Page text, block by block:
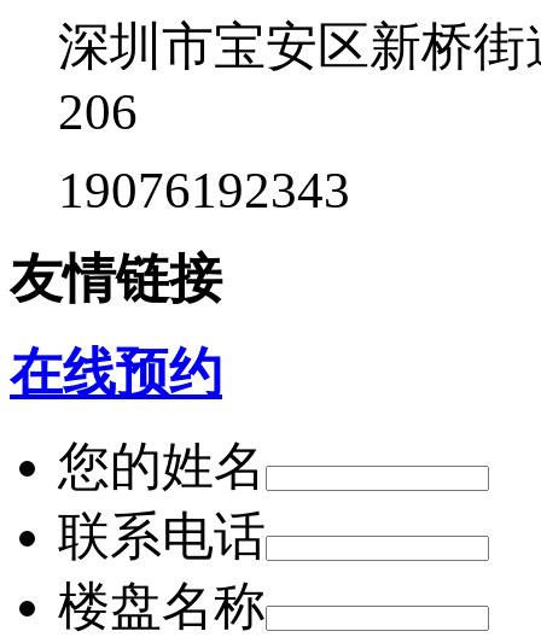
深圳市宝安区新桥
206
19076192343
友情链接
在线预约
您的姓名
联系电话
楼盘名称